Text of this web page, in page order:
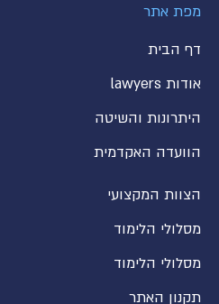
מפת אתר
דף הבית
אודות lawyers
היתרונות והשיטה
הוועדה האקדמית
הצוות המקצועי
מסלולי הלימוד
מסלולי הלימוד
תקנון האתר